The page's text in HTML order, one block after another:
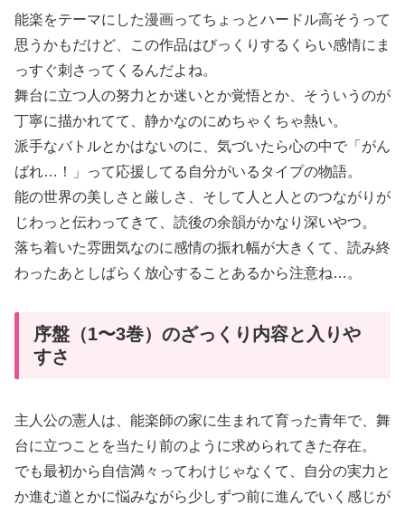
能楽をテーマにした漫画ってちょっとハードル高そうって
思うかもだけど、この作品はびっくりするくらい感情にま
っすぐ刺さってくるんだよね。
舞台に立つ人の努力とか迷いとか覚悟とか、そういうのが
丁寧に描かれてて、静かなのにめちゃくちゃ熱い。
派手なバトルとかはないのに、気づいたら心の中で「がん
ばれ…！」って応援してる自分がいるタイプの物語。
能の世界の美しさと厳しさ、そして人と人とのつながりが
じわっと伝わってきて、読後の余韻がかなり深いやつ。
落ち着いた雰囲気なのに感情の振れ幅が大きくて、読み終
わったあとしばらく放心することあるから注意ね…。
序盤（1〜3巻）のざっくり内容と入りや
すさ
主人公の憲人は、能楽師の家に生まれて育った青年で、舞
台に立つことを当たり前のように求められてきた存在。
でも最初から自信満々ってわけじゃなくて、自分の実力と
か進む道とかに悩みながら少しずつ前に進んでいく感じが